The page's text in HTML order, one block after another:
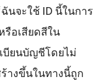
นจะใช้ ID นี้ในการ
อเสียดสีใน
บียนบัญชีโดยไม่
างขึ้นในทางนี้ถูก